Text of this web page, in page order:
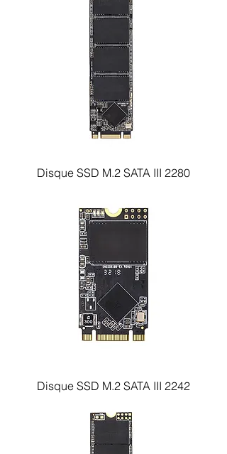
Disque SSD M.2 SATA III 2280
Disque SSD M.2 SATA III 2242